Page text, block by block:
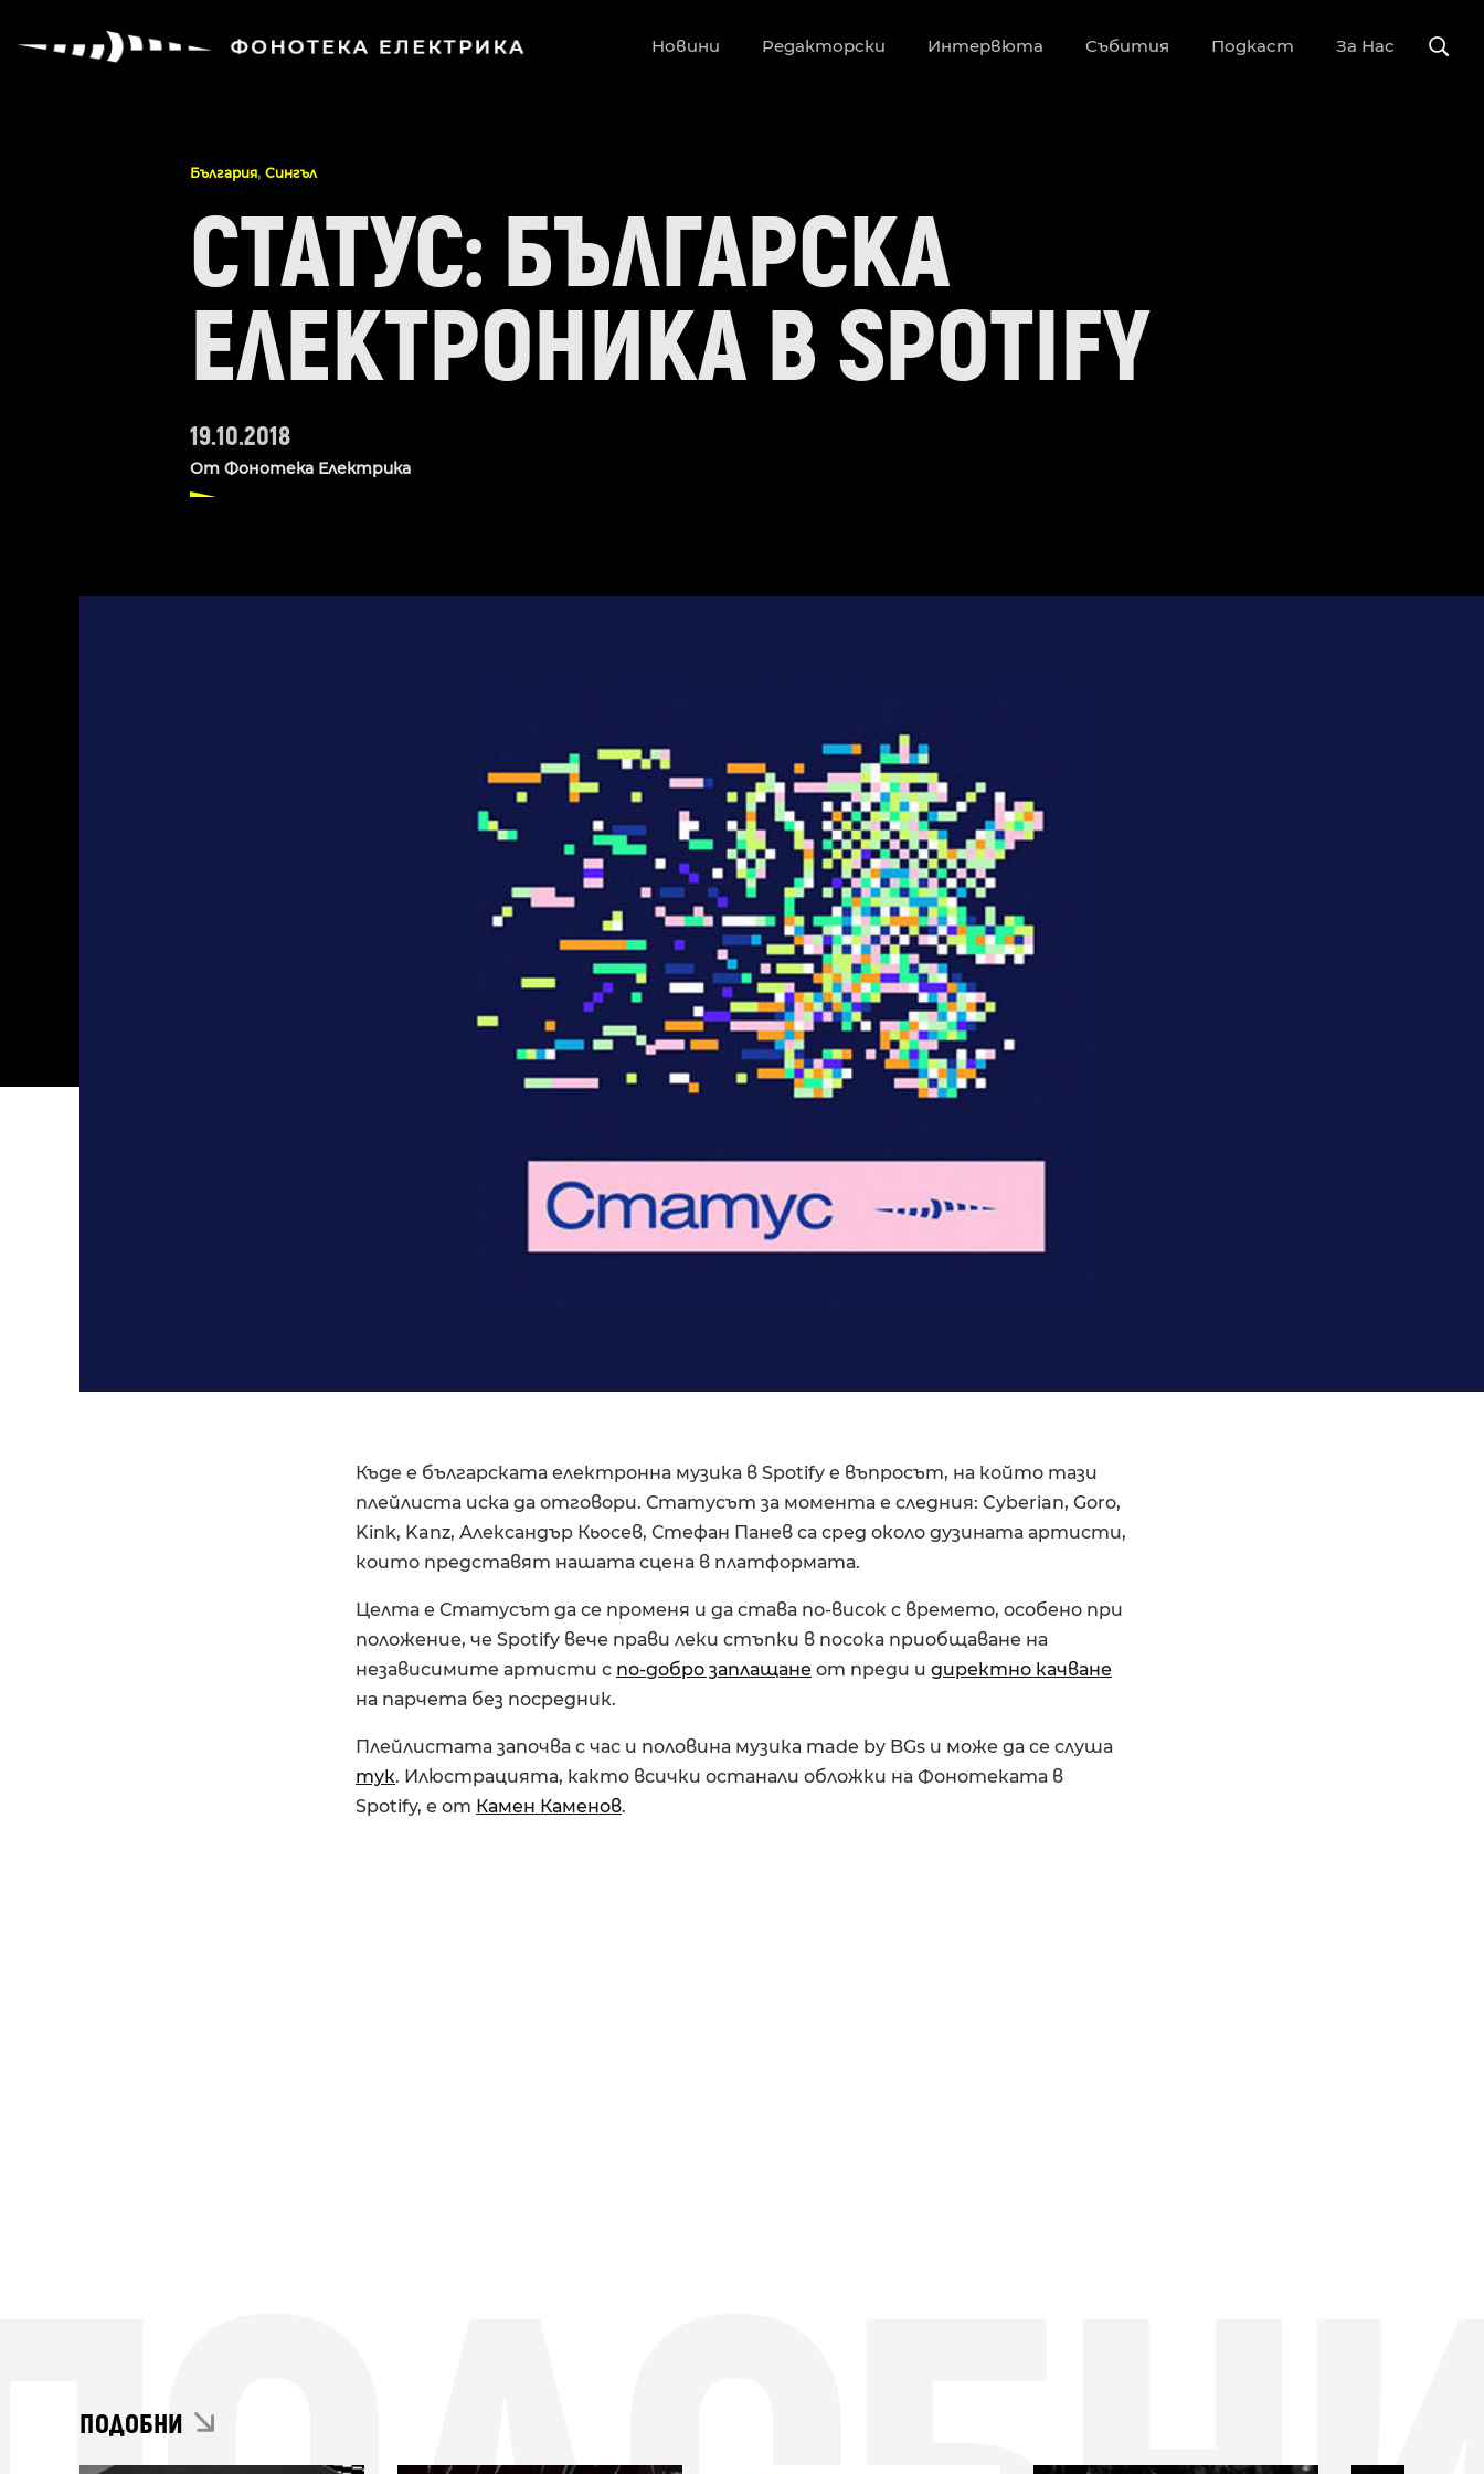
Новини Редакторски Интервюта Събития Подкаст За Нас
България, Сингъл
СТАТУС: БЪЛГАРСКА
ЕЛЕКТРОНИКА В SPOTIFY
19.10.2018
От Фонотека Електрика
Къде е българската електронна музика в Spotify е въпросът, на който тази
плейлиста иска да отговори. Статусът за момента е следния: Cyberian, Goro,
Kink, Kanz, Александър Кьосев, Стефан Панев са сред около дузината артисти,
които представят нашата сцена в платформата.
Целта е Статусът да се променя и да става по-висок с времето, особено при
положение, че Spotify вече прави леки стъпки в посока приобщаване на
независимите артисти с по-добро заплащане от преди и директно качване
на парчета без посредник.
Плейлистата започва с час и половина музика made by BGs и може да се слуша
тук. Илюстрацията, както всички останали обложки на Фонотеката в
Spotify, е от Камен Каменов.
ПОДОБНИ